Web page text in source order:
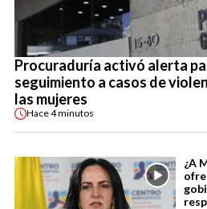
Procuraduría activó alerta
seguimiento a casos de
las mujeres
Hace4 minutos
¿A